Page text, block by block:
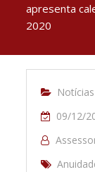
apresenta
2020
Notícias
09/12/